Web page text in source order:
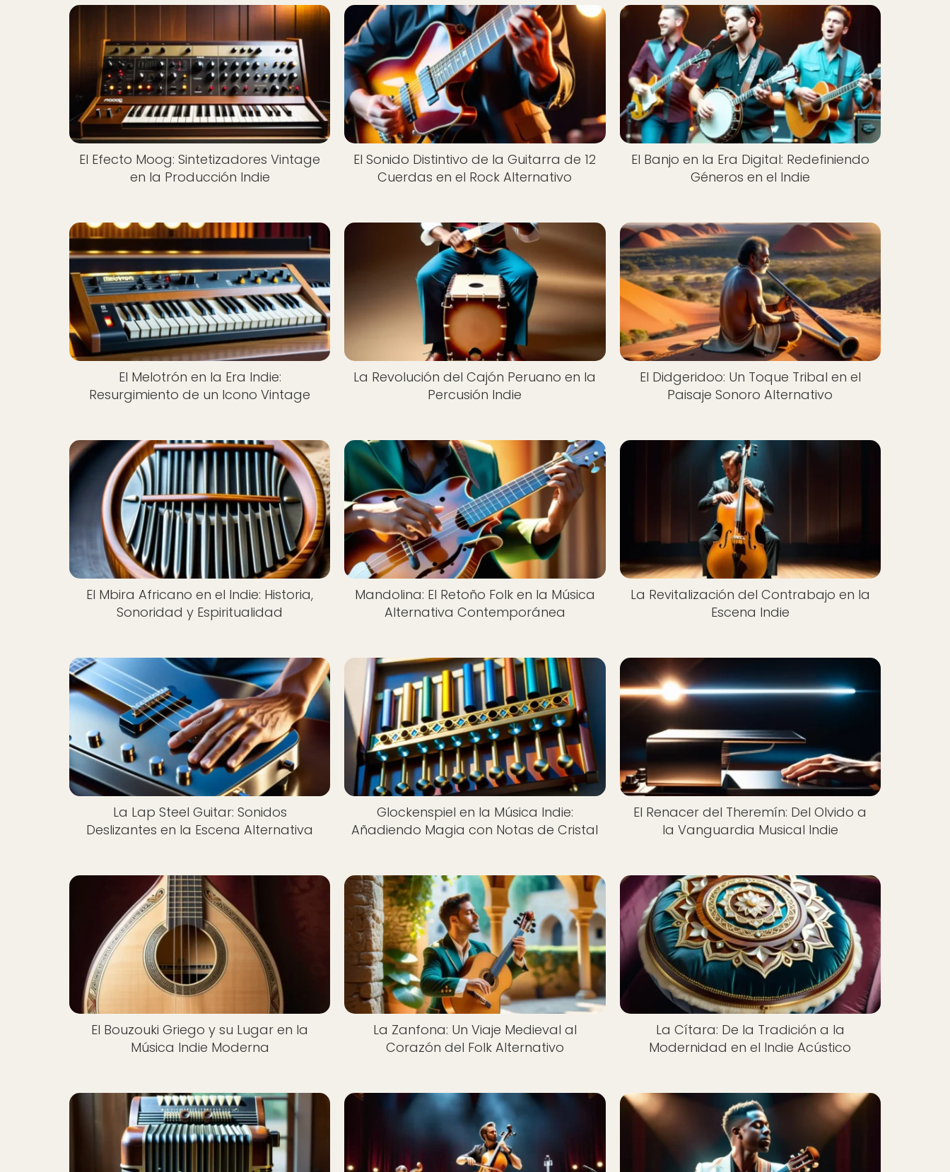
El Efecto Moog: Sintetizadores Vintage
en la Producción Indie
El Sonido Distintivo de la Guitarra de 12
Cuerdas en el Rock Alternativo
El Banjo en la Era Digital: Redefiniendo
Géneros en el Indie
El Melotrón en la Era Indie:
Resurgimiento de un Icono Vintage
La Revolución del Cajón Peruano en la
Percusión Indie
El Didgeridoo: Un Toque Tribal en el
Paisaje Sonoro Alternativo
El Mbira Africano en el Indie: Historia,
Sonoridad y Espiritualidad
Mandolina: El Retoño Folk en la Música
Alternativa Contemporánea
La Revitalización del Contrabajo en la
Escena Indie
La Lap Steel Guitar: Sonidos
Deslizantes en la Escena Alternativa
Glockenspiel en la Música Indie:
Añadiendo Magia con Notas de Cristal
El Renacer del Theremín: Del Olvido a
la Vanguardia Musical Indie
El Bouzouki Griego y su Lugar en la
Música Indie Moderna
La Zanfona: Un Viaje Medieval al
Corazón del Folk Alternativo
La Cítara: De la Tradición a la
Modernidad en el Indie Acústico